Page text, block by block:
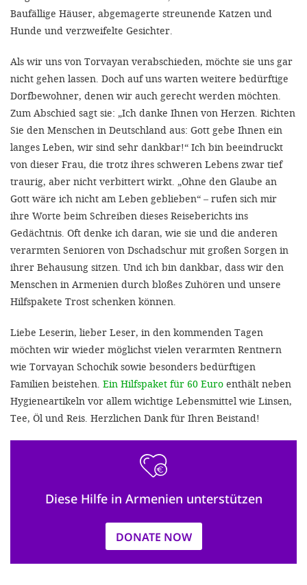
Baufällige Häuser, abgemagerte streunende Katzen und
Hunde und verzweifelte Gesichter.
Als wir uns von Torvayan verabschieden, möchte sie uns gar
nicht gehen lassen. Doch auf uns warten weitere bedürftige
Dorfbewohner, denen wir auch gerecht werden möchten.
Zum Abschied sagt sie: „Ich danke Ihnen von Herzen. Richten
Sie den Menschen in Deutschland aus: Gott gebe Ihnen ein
langes Leben, wir sind sehr dankbar!“ Ich bin beeindruckt
von dieser Frau, die trotz ihres schweren Lebens zwar tief
traurig, aber nicht verbittert wirkt. „Ohne den Glaube an
Gott wäre ich nicht am Leben geblieben“ – rufen sich mir
ihre Worte beim Schreiben dieses Reiseberichts ins
Gedächtnis. Oft denke ich daran, wie sie und die anderen
verarmten Senioren von Dschadschur mit großen Sorgen in
ihrer Behausung sitzen. Und ich bin dankbar, dass wir den
Menschen in Armenien durch bloßes Zuhören und unsere
Hilfspakete Trost schenken können.
Liebe Leserin, lieber Leser, in den kommenden Tagen
möchten wir wieder möglichst vielen verarmten Rentnern
wie Torvayan Schochik sowie besonders bedürftigen
Familien beistehen. Ein Hilfspaket für 60 Euro enthält neben
Hygieneartikeln vor allem wichtige Lebensmittel wie Linsen,
Tee, Öl und Reis. Herzlichen Dank für Ihren Beistand!
Diese Hilfe in Armenien unterstützen
DONATE NOW